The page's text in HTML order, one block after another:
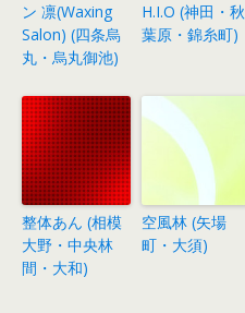
ン 凛(Waxing
Salon) (四条烏
丸・烏丸御池)
H.I.O (神田・秋
葉原・錦糸町)
整体あん (相模
大野・中央林
間・大和)
空風林 (矢場
町・大須)